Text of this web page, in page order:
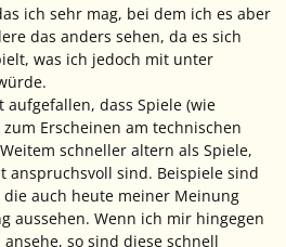
ich sehr mag, bei dem ich es aber
das anders sehen, da es sich
was ich jedoch mit unter
aufgefallen, dass Spiele (wie
Erscheinen am technischen
schneller altern als Spiele,
anspruchsvoll sind. Beispiele sind
auch heute meiner Meinung
aussehen. Wenn ich mir hingegen
so sind diese schnell